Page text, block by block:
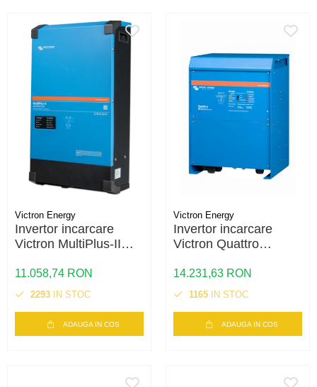
Victron Energy
Invertor incarcare
Victron MultiPlus-II
230V – 8000VA, 48V,
UPS, PowerAssist
11.058,74 RON
2293 IN STOC
ADAUGA IN COS
Victron Energy
Invertor incarcare
Victron Quattro
– 8000VA, 48V, dual
AC, UPS, PowerAssist
14.231,63 RON
1165 IN STOC
ADAUGA IN COS